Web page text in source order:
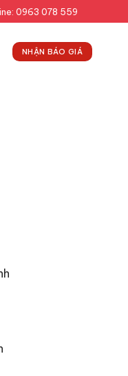
0963 078 559
NHẬN BÁO GIÁ